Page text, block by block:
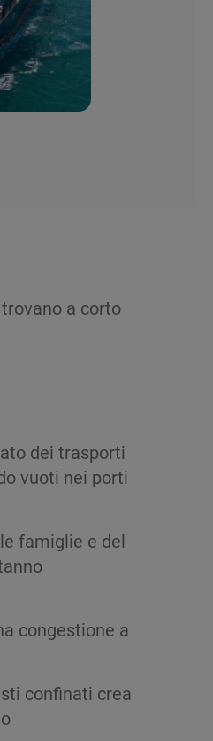
a corto
dei trasporti
vuoti nei porti
famiglie e del
congestione a
confinati crea